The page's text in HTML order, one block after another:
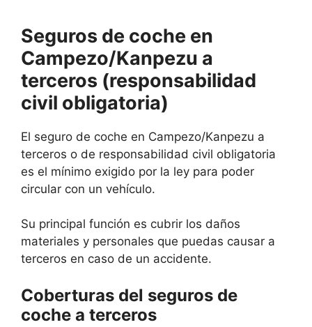
Seguros de coche en
Campezo/Kanpezu a
terceros (responsabilidad
civil obligatoria)
El seguro de coche en Campezo/Kanpezu a
terceros o de responsabilidad civil obligatoria
es el mínimo exigido por la ley para poder
circular con un vehículo.
Su principal función es cubrir los daños
materiales y personales que puedas causar a
terceros en caso de un accidente.
Coberturas del seguros de
coche a terceros